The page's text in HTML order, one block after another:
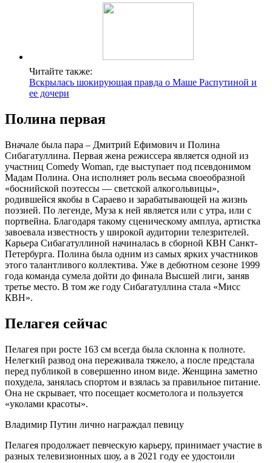
Читайте также:
Вскрылась шокирующая правда о Маше Распутиной и
ее дочери
Полина первая
Вначале была пара – Дмитрий Ефимович и Полина
Сибагатуллина. Первая жена режиссера является одной из
участниц Comedy Woman, где выступает под псевдонимом
Мадам Полина. Она исполняет роль весьма своеобразной
«боснийской поэтессы — светской алкогольвицы»,
родившейся якобы в Сараево и зарабатывающей на жизнь
поэзией. По легенде, Муза к ней является или с утра, или с
портвейна. Благодаря такому сценическому амплуа, артистка
завоевала известность у широкой аудитории телезрителей.
Карьера Сибагатуллиной начиналась в сборной КВН Санкт-
Петербурга. Полина была одним из самых ярких участников
этого талантливого коллектива. Уже в дебютном сезоне 1999
года команда сумела дойти до финала Высшей лиги, заняв
третье место. В том же году Сибагатуллина стала «Мисс
КВН».
Пелагея сейчас
Пелагея при росте 163 см всегда была склонна к полноте.
Нелегкий развод она переживала тяжело, а после предстала
перед публикой в совершенно ином виде. Женщина заметно
похудела, занялась спортом и взялась за правильное питание.
Она не скрывает, что посещает косметолога и пользуется
«уколами красоты».
Владимир Путин лично награждал певицу
Пелагея продолжает певческую карьеру, принимает участие в
разных телевизионных шоу, а в 2021 году ее удостоили